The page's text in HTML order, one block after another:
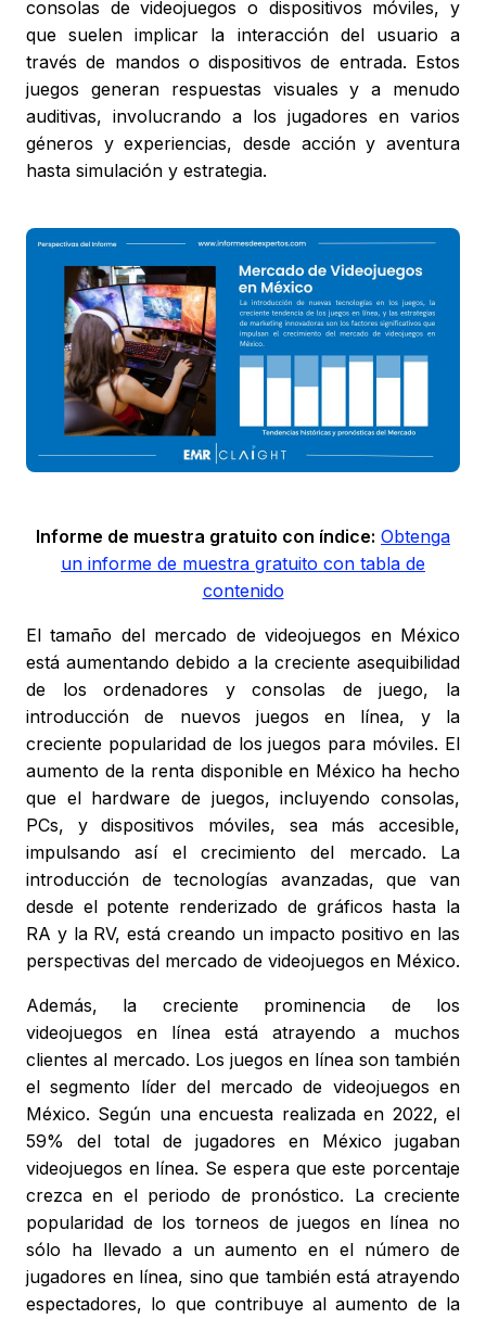
consolas de videojuegos o dispositivos móviles, y
que suelen implicar la interacción del usuario a
través de mandos o dispositivos de entrada. Estos
juegos generan respuestas visuales y a menudo
auditivas, involucrando a los jugadores en varios
géneros y experiencias, desde acción y aventura
hasta simulación y estrategia.
Informe de muestra gratuito con índice: Obtenga
un informe de muestra gratuito con tabla de
contenido
El tamaño del mercado de videojuegos en México
está aumentando debido a la creciente asequibilidad
de los ordenadores y consolas de juego, la
introducción de nuevos juegos en línea, y la
creciente popularidad de los juegos para móviles. El
aumento de la renta disponible en México ha hecho
que el hardware de juegos, incluyendo consolas,
PCs, y dispositivos móviles, sea más accesible,
impulsando así el crecimiento del mercado. La
introducción de tecnologías avanzadas, que van
desde el potente renderizado de gráficos hasta la
RA y la RV, está creando un impacto positivo en las
perspectivas del mercado de videojuegos en México.
Además, la creciente prominencia de los
videojuegos en línea está atrayendo a muchos
clientes al mercado. Los juegos en línea son también
el segmento líder del mercado de videojuegos en
México. Según una encuesta realizada en 2022, el
59% del total de jugadores en México jugaban
videojuegos en línea. Se espera que este porcentaje
crezca en el periodo de pronóstico. La creciente
popularidad de los torneos de juegos en línea no
sólo ha llevado a un aumento en el número de
jugadores en línea, sino que también está atrayendo
espectadores, lo que contribuye al aumento de la